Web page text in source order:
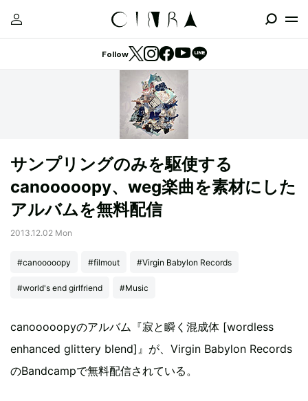
Follow
サンプリングのみを駆使する
canooooopy、weg楽曲を素材にした
アルバムを無料配信
2013.12.02 Mon
#canooooopy #filmout #Virgin Babylon Records
#world's end girlfriend #Music
canooooopyのアルバム『寂と瞬く混成体 [wordless
enhanced glittery blend]』が、Virgin Babylon Records
のBandcampで無料配信されている。